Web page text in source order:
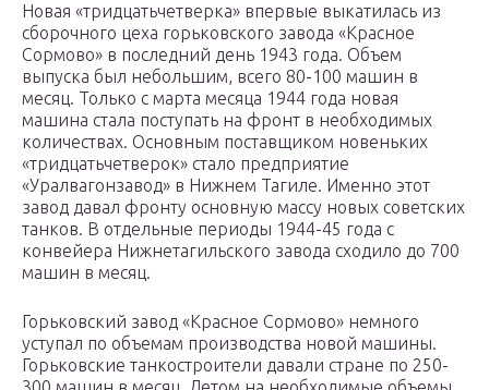
Новая «тридцатьчетверка» впервые выкатилась из
сборочного цеха горьковского завода «Красное
Сормово» в последний день 1943 года. Объем
выпуска был небольшим, всего 80-100 машин в
месяц. Только с марта месяца 1944 года новая
машина стала поступать на фронт в необходимых
количествах. Основным поставщиком новеньких
«тридцатьчетверок» стало предприятие
«Уралвагонзавод» в Нижнем Тагиле. Именно этот
завод давал фронту основную массу новых советских
танков. В отдельные периоды 1944-45 года с
конвейера Нижнетагильского завода сходило до 700
машин в месяц.
Горьковский завод «Красное Сормово» немного
уступал по объемам производства новой машины.
Горьковские танкостроители давали стране по 250-